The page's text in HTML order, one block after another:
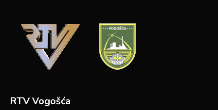
RTV Vogošća